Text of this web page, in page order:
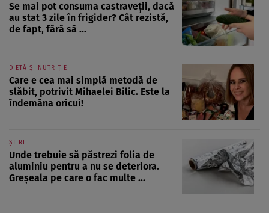
Se mai pot consuma castraveții, dacă
au stat 3 zile în frigider? Cât rezistă,
de fapt, fără să ...
DIETĂ ȘI NUTRIȚIE
Care e cea mai simplă metodă de
slăbit, potrivit Mihaelei Bilic. Este la
îndemâna oricui!
ȘTIRI
Unde trebuie să păstrezi folia de
aluminiu pentru a nu se deteriora.
Greșeala pe care o fac multe ...